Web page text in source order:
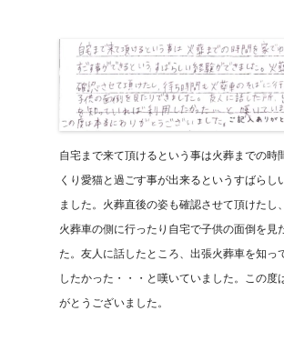
自宅まで来て頂けるという事は火葬までの時
くり愛猫と過ごす事が出来るというすばらし
ました。火葬直後の姿も確認させて頂けたし
火葬車の側に行ったり自宅で子供の面倒を見
た。友人に話したところ、出張火葬車を知っ
したかった・・・と嘆いていました。この度
がとうございました。